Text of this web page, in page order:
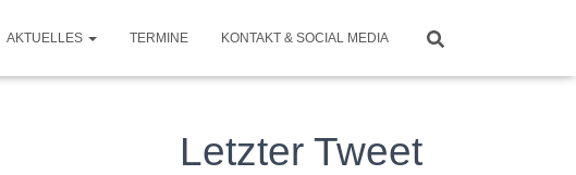
AKTUELLES TERMINE KONTAKT & SOCIAL MEDIA
Letzter Tweet